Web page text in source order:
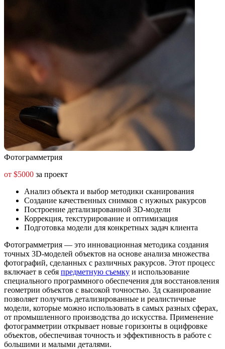
Фотограмметрия
от $5000 за проект
Анализ объекта и выбор методики сканирования
Создание качественных снимков с нужных ракурсов
Построение детализированной 3D-модели
Коррекция, текстурирование и оптимизация
Подготовка модели для конкретных задач клиента
Фотограмметрия — это инновационная методика создания
точных 3D-моделей объектов на основе анализа множества
фотографий, сделанных с различных ракурсов. Этот процесс
включает в себя предметную съемку и использование
специального программного обеспечения для восстановления
геометрии объектов с высокой точностью. 3д сканирование
позволяет получить детализированные и реалистичные
модели, которые можно использовать в самых разных сферах,
от промышленного производства до искусства. Применение
фотограмметрии открывает новые горизонты в оцифровке
объектов, обеспечивая точность и эффективность в работе с
большими и малыми деталями.